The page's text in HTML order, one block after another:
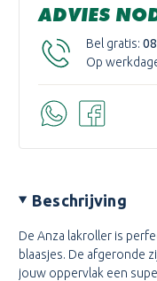
ADVIES
Bel gratis:
Op
Beschrijving
De Anza lakroller is
blaasjes. De afgeronde
jouw oppervlak een